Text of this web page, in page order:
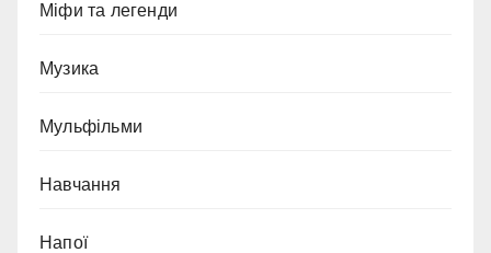
Міфи та легенди
Музика
Мульфільми
Навчання
Напої